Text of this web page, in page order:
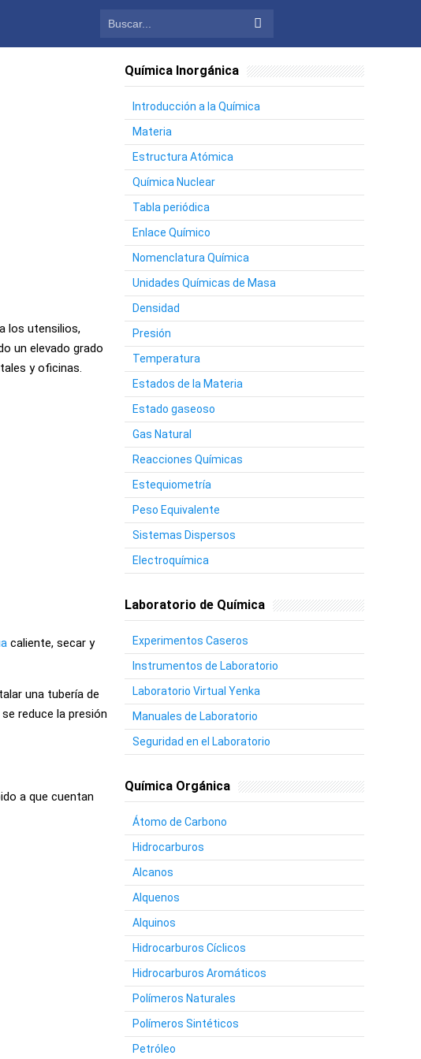
los utensilios,
un elevado grado
y oficinas.
caliente, secar y
una tubería de
reduce la presión
a que cuentan
Química Inorgánica
Introducción a la Química
Materia
Estructura Atómica
Química Nuclear
Tabla periódica
Enlace Químico
Nomenclatura Química
Unidades Químicas de Masa
Densidad
Presión
Temperatura
Estados de la Materia
Estado gaseoso
Gas Natural
Reacciones Químicas
Estequiometría
Peso Equivalente
Sistemas Dispersos
Electroquímica
Laboratorio de Química
Experimentos Caseros
Instrumentos de Laboratorio
Laboratorio Virtual Yenka
Manuales de Laboratorio
Seguridad en el Laboratorio
Química Orgánica
Átomo de Carbono
Hidrocarburos
Alcanos
Alquenos
Alquinos
Hidrocarburos Cíclicos
Hidrocarburos Aromáticos
Polímeros Naturales
Polímeros Sintéticos
Petróleo